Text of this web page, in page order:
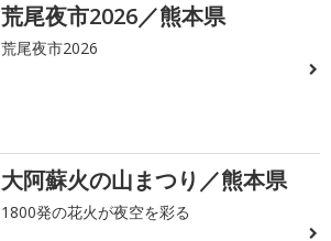
荒尾夜市2026／熊本県
荒尾夜市2026
大阿蘇火の山まつり／熊本県
1800発の花火が夜空を彩る